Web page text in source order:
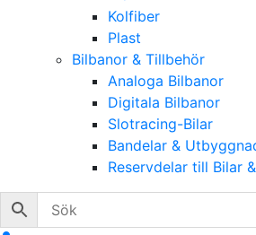
Kolfiber
Plast
Bilbanor & Tillbehör
Analoga Bilbanor
Digitala Bilbanor
Slotracing-Bilar
Bandelar &
Reservdelar till Bilar